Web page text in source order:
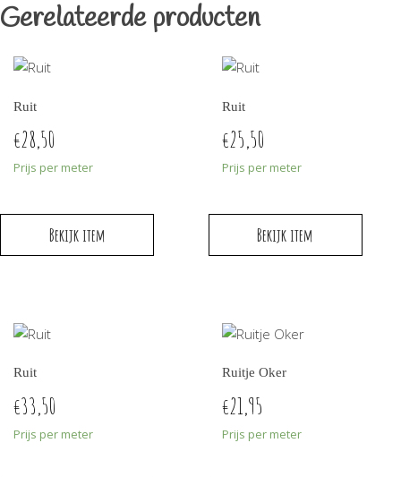
Gerelateerde producten
Ruit
€28,50
Prijs per meter
Bekijk item
Ruit
€25,50
Prijs per meter
Bekijk item
Ruit
€33,50
Prijs per meter
Ruitje Oker
€21,95
Prijs per meter